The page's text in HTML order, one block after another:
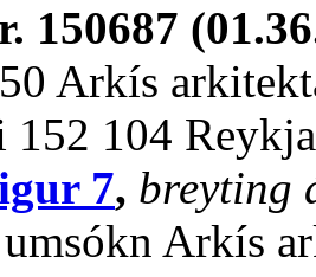
150687
Arkís
152 104
7, breyting
Arkís